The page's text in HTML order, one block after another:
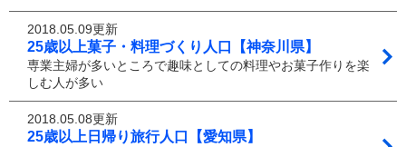
2018.05.09更新
25歳以上菓子・料理づくり人口【神奈川県】
専業主婦が多いところで趣味としての料理やお菓子作りを楽
しむ人が多い
2018.05.08更新
25歳以上日帰り旅行人口【愛知県】